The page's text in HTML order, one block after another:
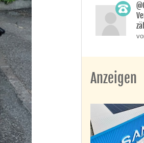
Anzeigen